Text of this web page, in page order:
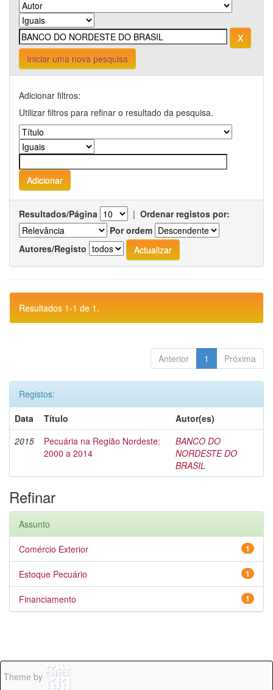
Iniciar uma nova pesquisa
Adicionar filtros:
Utilizar filtros para refinar o resultado da pesquisa.
Resultados/Página | Ordenar registos por:
Por ordem
Autores/Registo
Resultados 1-1 de 1.
Anterior 1 Próxima
Registos:
Data
Título
Autor(es)
2015
Pecuária na Região Nordeste:
2000 a 2014
BANCO DO
NORDESTE DO
BRASIL
Refinar
Assunto
1
Comércio Exterior
1
Estoque Pecuário
1
Financiamento
Theme by